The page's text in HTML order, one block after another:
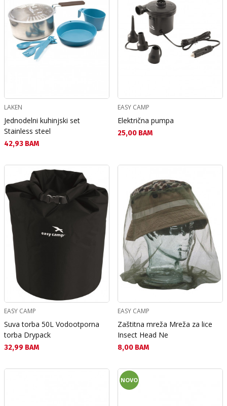
LAKEN
Jednodelni kuhinjski set
Stainless steel
Текуща цена:
42,93 BAM
EASY CAMP
Električna pumpa
Текуща цена:
25,00 BAM
EASY CAMP
Suva torba 50L Vodootporna
torba Drypack
Текуща цена:
32,99 BAM
EASY CAMP
Zaštitna mreža Mreža za lice
Insect Head Ne
Текуща цена:
8,00 BAM
NOVO